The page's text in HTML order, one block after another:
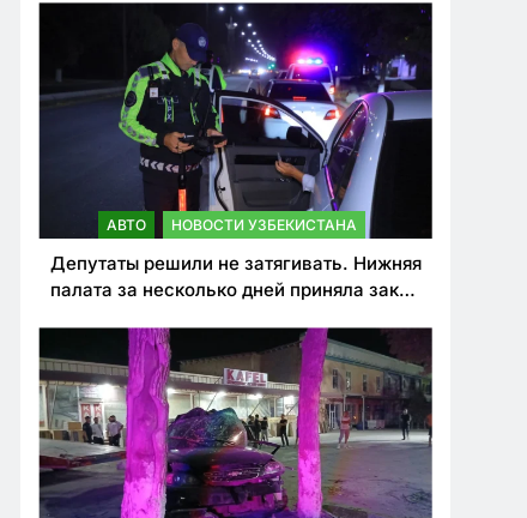
АВТО НОВОСТИ УЗБЕКИСТАНА
Депутаты решили не затягивать. Нижняя
палата за несколько дней приняла закон
нарушителей ПДД